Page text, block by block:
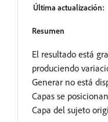
Última actualización:
Resumen
El resultado está
produciendo
Generar no está
Capas se
Capa del sujeto